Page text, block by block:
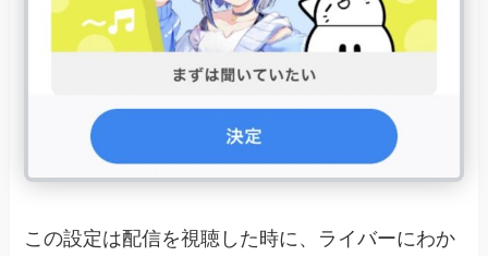
この設定は配信を視聴した時に、ライバーにわか